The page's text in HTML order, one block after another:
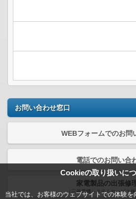
Cookieの取り扱いに
当社では、お客様のウェブサイトでの体験
お問い合わせ窓口
WEBフォームでのお問
電話でのお問い合
家電製品の出張修
（三菱電機システムサービス